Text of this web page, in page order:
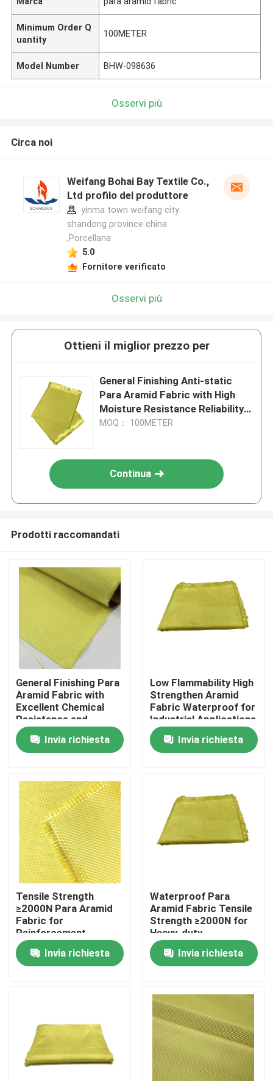
Casa
Video
Circa noi
Giro della fabbrica
Controllo di qualità
Contattici
Tessuto di Aramid del Meta
Minimum Order Q
uantity
100METER
Model Number BHW-098636
Osservi più
Circa noi
Weifang Bohai Bay Textile Co.,
Ltd profilo del produttore
yinma town weifang city
shandong province china
,Porcellana
5.0
Fornitore verificato
Osservi più
Ottieni il miglior prezzo per
General Finishing Anti-static
Para Aramid Fabric with High
Moisture Resistance Reliability
Testing
MOQ： 100METER
Continua
Prodotti raccomandati
General Finishing Para
Aramid Fabric with
Excellent Chemical
Resistance and
Tensile Strength
≥2000NInvia richiesta
Low Flammability High
Strengthen Aramid
Fabric Waterproof for
Industrial Applications
Invia richiesta
Tensile Strength
≥2000N Para Aramid
Fabric for
Reinforcement
Materials Conventional
PatternInvia richiesta
Waterproof Para
Aramid Fabric Tensile
Strength ≥2000N for
Heavy-duty
Performance and
DurabilityInvia richiesta